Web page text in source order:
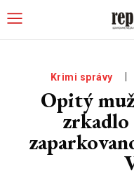
Krimi správy
Opitý
zrkadlo